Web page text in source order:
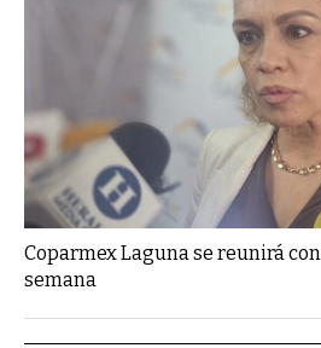
Coparmex Laguna se reunirá
semana